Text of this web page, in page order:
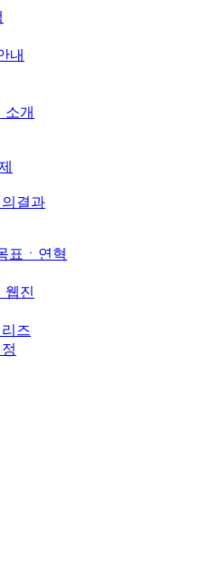
내
소개
결과
표ㆍ연혁
웹진
즈